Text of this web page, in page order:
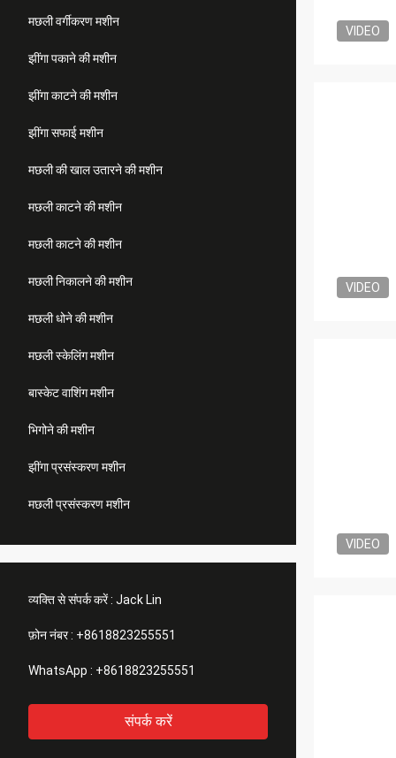
मछली वर्गीकरण मशीन
झींगा पकाने की मशीन
झींगा काटने की मशीन
झींगा सफाई मशीन
मछली की खाल उतारने की मशीन
मछली काटने की मशीन
मछली काटने की मशीन
मछली निकालने की मशीन
मछली धोने की मशीन
मछली स्केलिंग मशीन
बास्केट वाशिंग मशीन
भिगोने की मशीन
झींगा प्रसंस्करण मशीन
मछली प्रसंस्करण मशीन
व्यक्ति से संपर्क करें : Jack Lin
फ़ोन नंबर : +8618823255551
WhatsApp : +8618823255551
संपर्क करें
VIDEO
VIDEO
VIDEO